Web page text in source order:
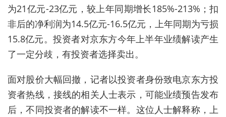
为21亿元-23亿元，较上年同期增长185%-213%；扣
非后的净利润为14.5亿元-16.5亿元，上年同期为亏损
15.8亿元。投资者对京东方今年上半年业绩解读产生
了一定分歧，有投资者选择卖出。
面对股价大幅回撤，记者以投资者身份致电京东方投
资者热线，接线的相关人士表示，可能业绩预告发布
后，不同投资者的解读不一样。这位人士解释称，上